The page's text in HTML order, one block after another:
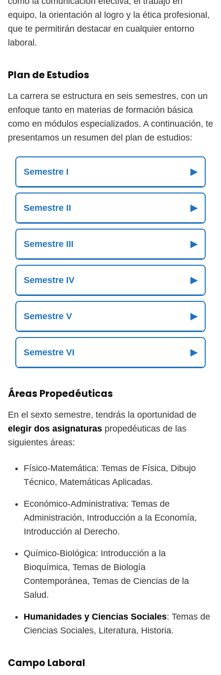
equipo, la orientación al logro y la ética profesional,
que te permitirán destacar en cualquier entorno
laboral.
Plan de Estudios
La carrera se estructura en seis semestres, con un
enfoque tanto en materias de formación básica
como en módulos especializados. A continuación, te
presentamos un resumen del plan de estudios:
Semestre I ▶
Semestre II ▶
Semestre III ▶
Semestre IV ▶
Semestre V ▶
Semestre VI ▶
Áreas Propedéuticas
En el sexto semestre, tendrás la oportunidad de
elegir dos asignaturas propedéuticas de las
siguientes áreas:
Físico-Matemática: Temas de Física, Dibujo
Técnico, Matemáticas Aplicadas.
Económico-Administrativa: Temas de
Administración, Introducción a la Economía,
Introducción al Derecho.
Químico-Biológica: Introducción a la
Bioquímica, Temas de Biología
Contemporánea, Temas de Ciencias de la
Salud.
Humanidades y Ciencias Sociales: Temas de
Ciencias Sociales, Literatura, Historia.
Campo Laboral